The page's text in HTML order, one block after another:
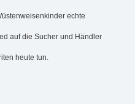
echte
auf die Sucher und Händler
heute tun.